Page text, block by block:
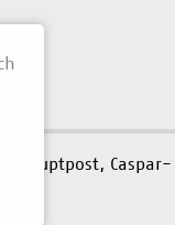
Hauptpost, Caspar-